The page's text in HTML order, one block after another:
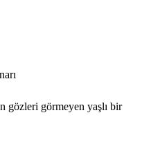
gözleri görmeyen yaşlı bir